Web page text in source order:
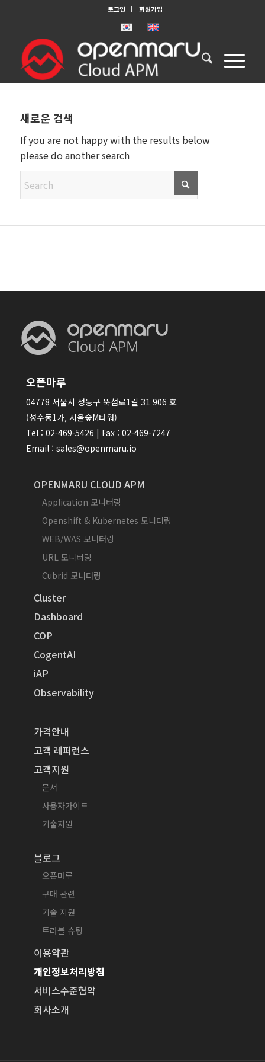
로그인 회원가입
새로운 검색
If you are not happy with the results below
please do another search
오픈마루
04778 서울시 성동구 뚝섬로1길 31 906 호
(성수동1가, 서울숲M타워)
Tel : 02-469-5426 | Fax : 02-469-7247
Email : sales@openmaru.io
OPENMARU CLOUD APM
Application 모니터링
Openshift & Kubernetes 모니터링
WEB/WAS 모니터링
URL 모니터링
Cubrid 모니터링
Cluster
Dashboard
COP
CogentAI
iAP
Observability
가격안내
고객 레퍼런스
고객지원
문서
사용자가이드
기술지원
블로그
오픈마루
구매 관련
기술 지원
트러블 슈팅
이용약관
개인정보처리방침
서비스수준협약
회사소개